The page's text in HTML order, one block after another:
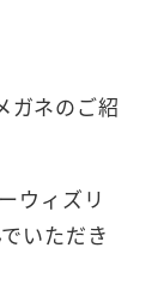
ガネのご紹
ウィズリ
いただき